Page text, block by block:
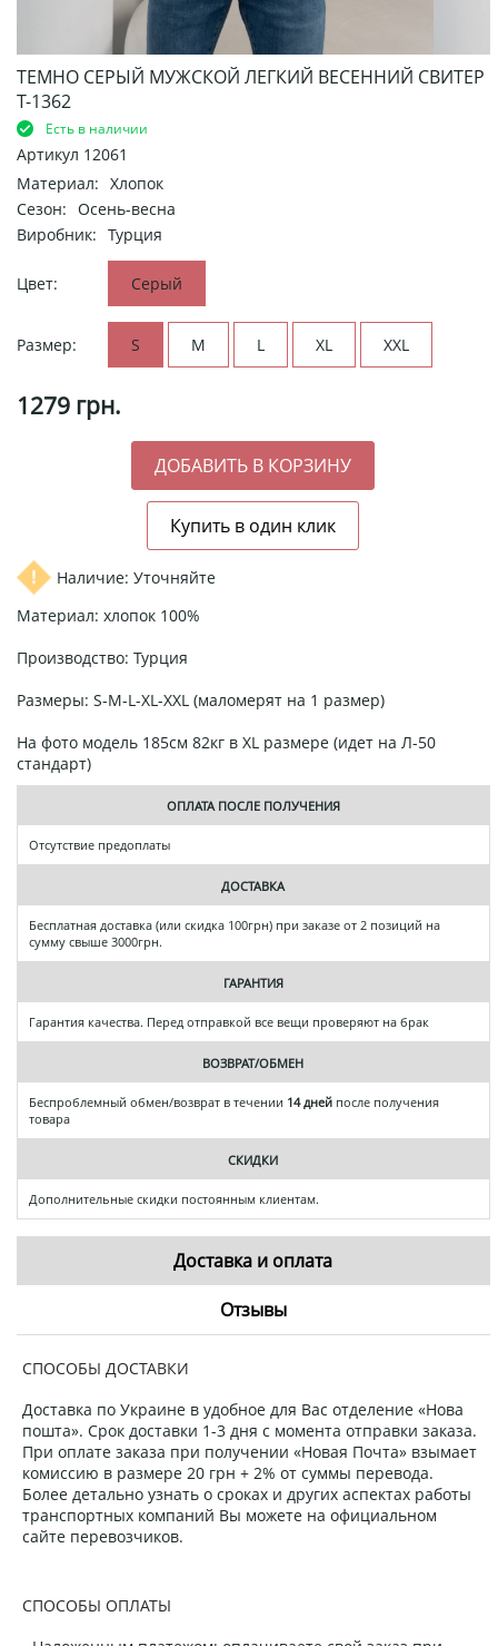
ТЕМНО СЕРЫЙ МУЖСКОЙ ЛЕГКИЙ ВЕСЕННИЙ СВИТЕР
Т-1362
Есть в наличии
Артикул 12061
Материал: Хлопок
Сезон: Осень-весна
Виробник: Турция
Цвет: Серый
Размер: S M L XL XXL
1279 грн.
Наличие: Уточняйте
Материал: хлопок 100%
Производство: Турция
Размеры: S-M-L-XL-XXL (маломерят на 1 размер)
На фото модель 185см 82кг в XL размере (идет на Л-50
стандарт)
ОПЛАТА ПОСЛЕ ПОЛУЧЕНИЯ
Отсутствие предоплаты
ДОСТАВКА
Бесплатная доставка (или скидка 100грн) при заказе от 2 позиций на
сумму свыше 3000грн.
ГАРАНТИЯ
Гарантия качества. Перед отправкой все вещи проверяют на брак
ВОЗВРАТ/ОБМЕН
Беспроблемный обмен/возврат в течении 14 дней после получения
товара
СКИДКИ
Дополнительные скидки постоянным клиентам.
Доставка и оплата
Отзывы
СПОСОБЫ ДОСТАВКИ
Доставка по Украине в удобное для Вас отделение «Нова
пошта». Срок доставки 1-3 дня с момента отправки заказа.
При оплате заказа при получении «Новая Почта» взымает
комиссию в размере 20 грн + 2% от суммы перевода.
Более детально узнать о сроках и других аспектах работы
транспортных компаний Вы можете на официальном
сайте перевозчиков.
СПОСОБЫ ОПЛАТЫ